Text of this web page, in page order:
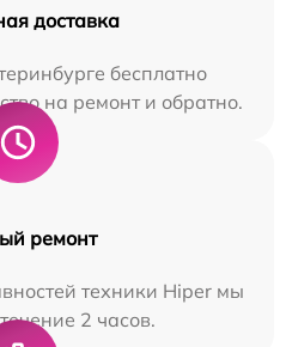
доставка
бесплатно
на ремонт и обратно.
ремонт
техники Hiper мы
2 часов.